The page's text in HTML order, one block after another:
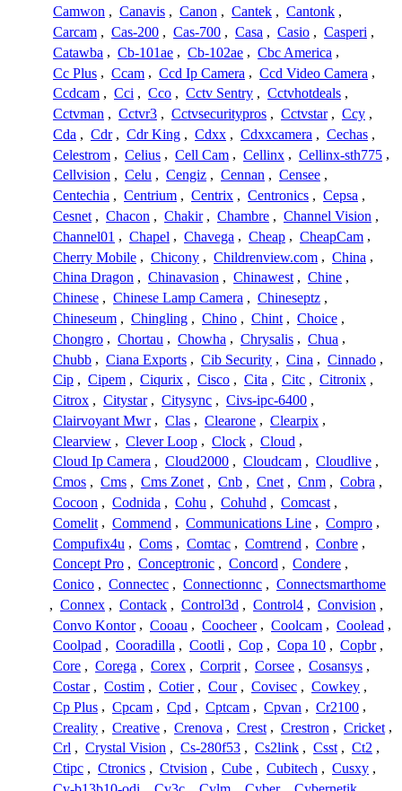
Camwon , Canavis , Canon , Cantek , Cantonk ,
Carcam , Cas-200 , Cas-700 , Casa , Casio , Casperi ,
Catawba , Cb-101ae , Cb-102ae , Cbc America ,
Cc Plus , Ccam , Ccd Ip Camera , Ccd Video Camera ,
Ccdcam , Cci , Cco , Cctv Sentry , Cctvhotdeals ,
Cctvman , Cctvr3 , Cctvsecuritypros , Cctvstar , Ccy ,
Cda , Cdr , Cdr King , Cdxx , Cdxxcamera , Cechas ,
Celestrom , Celius , Cell Cam , Cellinx , Cellinx-sth775 ,
Cellvision , Celu , Cengiz , Cennan , Censee ,
Centechia , Centrium , Centrix , Centronics , Cepsa ,
Cesnet , Chacon , Chakir , Chambre , Channel Vision ,
Channel01 , Chapel , Chavega , Cheap , CheapCam ,
Cherry Mobile , Chicony , Childrenview.com , China ,
China Dragon , Chinavasion , Chinawest , Chine ,
Chinese , Chinese Lamp Camera , Chineseptz ,
Chineseum , Chingling , Chino , Chint , Choice ,
Chongro , Chortau , Chowha , Chrysalis , Chua ,
Chubb , Ciana Exports , Cib Security , Cina , Cinnado ,
Cip , Cipem , Ciqurix , Cisco , Cita , Citc , Citronix ,
Citrox , Citystar , Citysync , Civs-ipc-6400 ,
Clairvoyant Mwr , Clas , Clearone , Clearpix ,
Clearview , Clever Loop , Clock , Cloud ,
Cloud Ip Camera , Cloud2000 , Cloudcam , Cloudlive ,
Cmos , Cms , Cms Zonet , Cnb , Cnet , Cnm , Cobra ,
Cocoon , Codnida , Cohu , Cohuhd , Comcast ,
Comelit , Commend , Communications Line , Compro ,
Compufix4u , Coms , Comtac , Comtrend , Conbre ,
Concept Pro , Conceptronic , Concord , Condere ,
Conico , Connectec , Connectionnc , Connectsmarthome
, Connex , Contack , Control3d , Control4 , Convision ,
Convo Kontor , Cooau , Coocheer , Coolcam , Coolead ,
Coolpad , Cooradilla , Cootli , Cop , Copa 10 , Copbr ,
Core , Corega , Corex , Corprit , Corsee , Cosansys ,
Costar , Costim , Cotier , Cour , Covisec , Cowkey ,
Cp Plus , Cpcam , Cpd , Cptcam , Cpvan , Cr2100 ,
Creality , Creative , Crenova , Crest , Crestron , Cricket ,
Crl , Crystal Vision , Cs-280f53 , Cs2link , Csst , Ct2 ,
Ctipc , Ctronics , Ctvision , Cube , Cubitech , Cusxy ,